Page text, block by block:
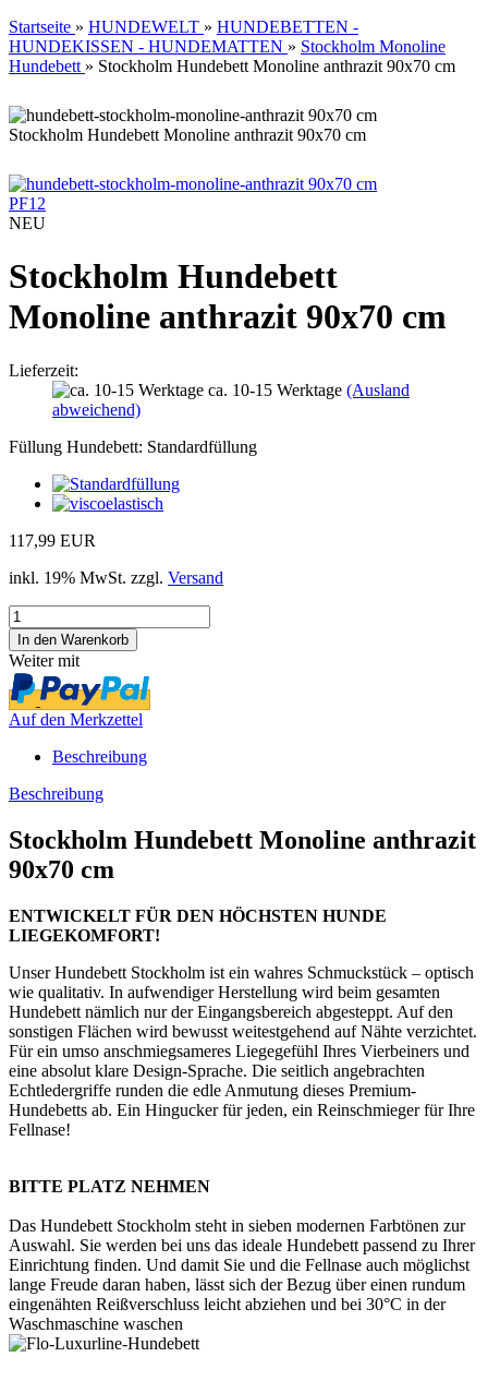
Startseite » HUNDEWELT » HUNDEBETTEN -
HUNDEKISSEN - HUNDEMATTEN » Stockholm Monoline
Hundebett » Stockholm Hundebett Monoline anthrazit 90x70 cm
Stockholm Hundebett Monoline anthrazit 90x70 cm
PF12
NEU
Stockholm Hundebett
Monoline anthrazit 90x70 cm
Lieferzeit:
ca. 10-15 Werktage (Ausland
abweichend)
Füllung Hundebett: Standardfüllung
117,99 EUR
inkl. 19% MwSt. zzgl. Versand
Weiter mit
Auf den Merkzettel
Beschreibung
Beschreibung
Stockholm Hundebett Monoline anthrazit
90x70 cm
ENTWICKELT FÜR DEN HÖCHSTEN HUNDE
LIEGEKOMFORT!
Unser Hundebett Stockholm ist ein wahres Schmuckstück – optisch
wie qualitativ. In aufwendiger Herstellung wird beim gesamten
Hundebett nämlich nur der Eingangsbereich abgesteppt. Auf den
sonstigen Flächen wird bewusst weitestgehend auf Nähte verzichtet.
Für ein umso anschmiegsameres Liegegefühl Ihres Vierbeiners und
eine absolut klare Design-Sprache. Die seitlich angebrachten
Echtledergriffe runden die edle Anmutung dieses Premium-
Hundebetts ab. Ein Hingucker für jeden, ein Reinschmieger für Ihre
Fellnase!
BITTE PLATZ NEHMEN
Das Hundebett Stockholm steht in sieben modernen Farbtönen zur
Auswahl. Sie werden bei uns das ideale Hundebett passend zu Ihrer
Einrichtung finden. Und damit Sie und die Fellnase auch möglichst
lange Freude daran haben, lässt sich der Bezug über einen rundum
eingenähten Reißverschluss leicht abziehen und bei 30°C in der
Waschmaschine waschen